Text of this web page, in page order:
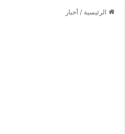
الرئيسية / أخبار